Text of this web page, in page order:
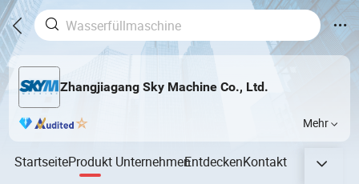
Zhangjiagang Sky Machine Co., Ltd.
Mehr
StartseiteProdukt UnternehmenEntdeckenKontakt